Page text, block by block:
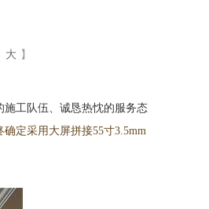
大 】
工队伍、诚恳热忱的服务态
定采用大屏拼接55寸3.5mm